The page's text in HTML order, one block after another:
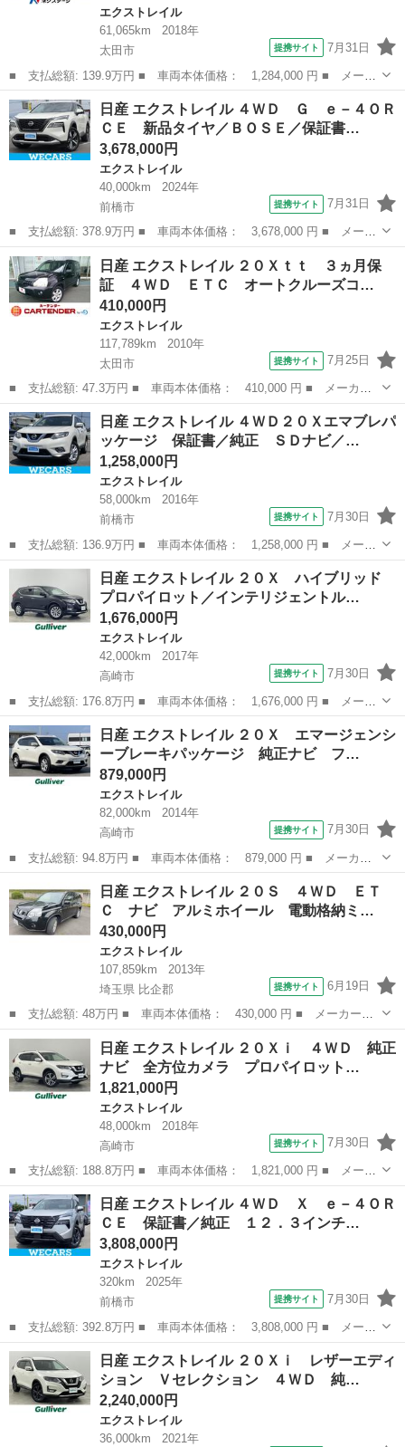
エクストレイル
61,065km
2018年
太田市
提携サイト 7月31日
■ 支払総額: 139.9万円 ■ 車両本体価格： 1,284,000 円 ■ メーカ
ー名： 日産 ■ 車種名： エクストレイル ■ グレード名： ２０
Ｘ １０型後席モニター ＳＤナビ 全周囲カメラ 電動リアゲー
ト ＬＥＤ...
群馬 太田市 エクストレイル
日産 エクストレイル ４ＷＤ Ｇ ｅ－４ＯＲ
ＣＥ 新品タイヤ／ＢＯＳＥ／保証書…
3,678,000円
エクストレイル
40,000km
2024年
前橋市
提携サイト 7月31日
■ 支払総額: 378.9万円 ■ 車両本体価格： 3,678,000 円 ■ メーカ
ー名： 日産 ■ 車種名： エクストレイル ■ グレード名： ４Ｗ
Ｄ Ｇ ｅ－４ＯＲＣＥ 新品タイヤ／ＢＯＳＥ／保証書／ディスプ
レイオー...
群馬 前橋市 エクストレイル
日産 エクストレイル ２０Ｘｔｔ ３ヵ月保
証 ４ＷＤ ＥＴＣ オートクルーズコ…
410,000円
エクストレイル
117,789km
2010年
太田市
提携サイト 7月25日
■ 支払総額: 47.3万円 ■ 車両本体価格： 410,000 円 ■ メーカー
名： 日産 ■ 車種名： エクストレイル ■ グレード名： ２０Ｘ
ｔｔ ３ヵ月保証 ４ＷＤ ＥＴＣ オートクルーズコントロール
オートライト...
群馬 太田市 エクストレイル
日産 エクストレイル ４ＷＤ２０Ｘエマブレパ
ッケージ 保証書／純正 ＳＤナビ／…
1,258,000円
エクストレイル
58,000km
2016年
前橋市
提携サイト 7月30日
■ 支払総額: 136.9万円 ■ 車両本体価格： 1,258,000 円 ■ メーカ
ー名： 日産 ■ 車種名： エクストレイル ■ グレード名： ４Ｗ
Ｄ２０Ｘエマブレパッケージ 保証書／純正 ＳＤナビ／衝突安全装
置／シー...
群馬 前橋市 エクストレイル
日産 エクストレイル ２０Ｘ ハイブリッド
プロパイロット／インテリジェントル…
1,676,000円
エクストレイル
42,000km
2017年
高崎市
提携サイト 7月30日
■ 支払総額: 176.8万円 ■ 車両本体価格： 1,676,000 円 ■ メーカ
ー名： 日産 ■ 車種名： エクストレイル ■ グレード名： ２０
Ｘ ハイブリッド プロパイロット／インテリジェントルームミラー
／撥水シ...
群馬 高崎市 エクストレイル
日産 エクストレイル ２０Ｘ エマージェンシ
ーブレーキパッケージ 純正ナビ フ…
879,000円
エクストレイル
82,000km
2014年
高崎市
提携サイト 7月30日
■ 支払総額: 94.8万円 ■ 車両本体価格： 879,000 円 ■ メーカー
名： 日産 ■ 車種名： エクストレイル ■ グレード名： ２０
Ｘ エマージェンシーブレーキパッケージ 純正ナビ フルセグテレ
ビ バックカメ...
高崎市 エクストレイル
日産 エクストレイル ２０Ｓ ４ＷＤ ＥＴ
Ｃ ナビ アルミホイール 電動格納ミ…
430,000円
エクストレイル
107,859km
2013年
埼玉県 比企郡
提携サイト 6月19日
■ 支払総額: 48万円 ■ 車両本体価格： 430,000 円 ■ メーカー
名： 日産 ■ 車種名： エクストレイル ■ グレード名： ２０
Ｓ ４ＷＤ ＥＴＣ ナビ アルミホイール 電動格納ミラー ＣＶ
Ｔ 衝突安全ボディ...
埼玉 比企郡 エクストレイル
日産 エクストレイル ２０Ｘｉ ４ＷＤ 純正
ナビ 全方位カメラ プロパイロット…
1,821,000円
エクストレイル
48,000km
2018年
高崎市
提携サイト 7月30日
■ 支払総額: 188.8万円 ■ 車両本体価格： 1,821,000 円 ■ メーカ
ー名： 日産 ■ 車種名： エクストレイル ■ グレード名： ２０
Ｘｉ ４ＷＤ 純正ナビ 全方位カメラ プロパイロット 衝突軽
減 レーン...
群馬 高崎市 エクストレイル
日産 エクストレイル ４ＷＤ Ｘ ｅ－４ＯＲ
ＣＥ 保証書／純正 １２．３インチ…
3,808,000円
エクストレイル
320km
2025年
前橋市
提携サイト 7月30日
■ 支払総額: 392.8万円 ■ 車両本体価格： 3,808,000 円 ■ メーカ
ー名： 日産 ■ 車種名： エクストレイル ■ グレード名： ４Ｗ
Ｄ Ｘ ｅ－４ＯＲＣＥ 保証書／純正 １２．３インチ メモリー
ナビ／イ...
群馬 前橋市 エクストレイル
日産 エクストレイル ２０Ｘｉ レザーエディ
ション Ｖセレクション ４ＷＤ 純…
2,240,000円
エクストレイル
36,000km
2021年